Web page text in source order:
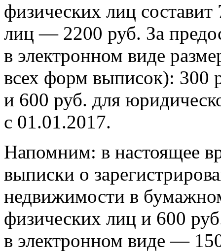
физических лиц
лиц — 2200 руб. За
в электронном виде
всех форм выписок): 300
и 600 руб. для
с 01.01.2017.
Напомним: в настоящее
выписки о
недвижимости в
физических лиц и 600
в электронном виде —